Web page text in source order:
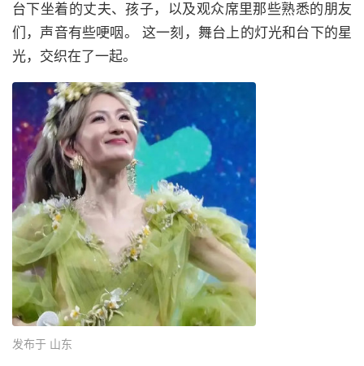
台下坐着的丈夫、孩子，以及观众席里那些熟悉的朋友
们，声音有些哽咽。 这一刻，舞台上的灯光和台下的星
光，交织在了一起。
发布于 山东